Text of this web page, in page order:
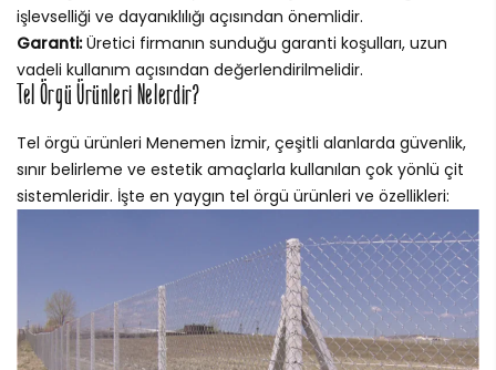
işlevselliği ve dayanıklılığı açısından önemlidir.
Garanti:Üretici firmanın sunduğu garanti koşulları, uzun
vadeli kullanım açısından değerlendirilmelidir.
Tel Örgü Ürünleri Nelerdir?
Tel örgü ürünleri Menemen İzmir, çeşitli alanlarda güvenlik,
sınır belirleme ve estetik amaçlarla kullanılan çok yönlü çit
sistemleridir. İşte en yaygın tel örgü ürünleri ve özellikleri: